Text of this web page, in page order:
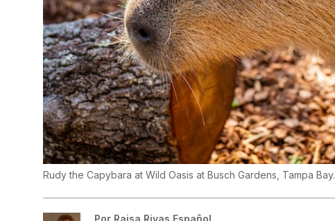
Rudy the Capybara at Wild Oasis at Busch Gardens, Tampa Bay.
Por Raisa Rivas Español